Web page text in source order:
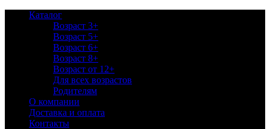
Каталог
Возраст 3+
Возраст 5+
Возраст 6+
Возраст 8+
Возраст от 12+
Для всех возрастов
Родителям
О компании
Доставка и оплата
Контакты